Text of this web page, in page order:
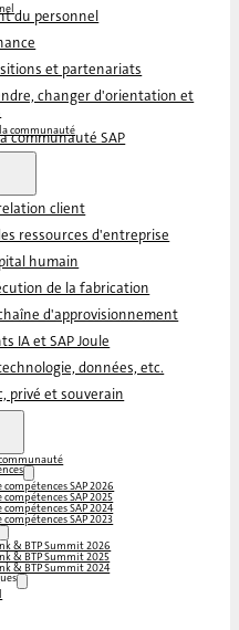
du personnel
et partenariats
changer d'orientation et
communauté
communauté SAP
client
ressources d'entreprise
humain
de la fabrication
d'approvisionnement
IA et SAP Joule
données, etc.
privé et souverain
SAP 2026
SAP 2025
SAP 2024
SAP 2023
& BTP Summit 2026
& BTP Summit 2025
& BTP Summit 2024